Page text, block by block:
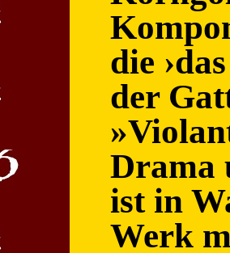
die
der
Drama
ist in
Werk